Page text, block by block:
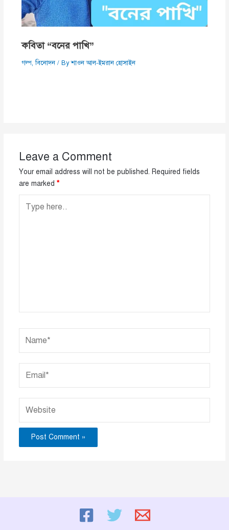
কবিতা “বনের পাখি”
গল্প,বিনোদন/ Byশাওন আল-ইমরান হোসাইন
Leave a Comment
Your email address will not be published. Required fields
are marked *
Type
Name*
Email*
Website